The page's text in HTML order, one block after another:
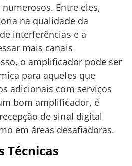
numerosos. Entre eles,
na qualidade da
interferências e a
mais canais
o amplificador pode ser
para aqueles que
adicionais com serviços
bom amplificador, é
de sinal digital
em áreas desafiadoras.
Técnicas